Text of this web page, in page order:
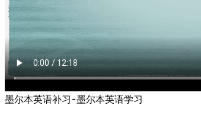
墨尔本英语补习-墨尔本英语学习